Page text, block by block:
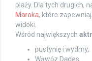
plaży. Dla tych drugich,
Maroka, które
widoki.
Wśród największych
pustynię i wydmy,
Wąwóz Dades,